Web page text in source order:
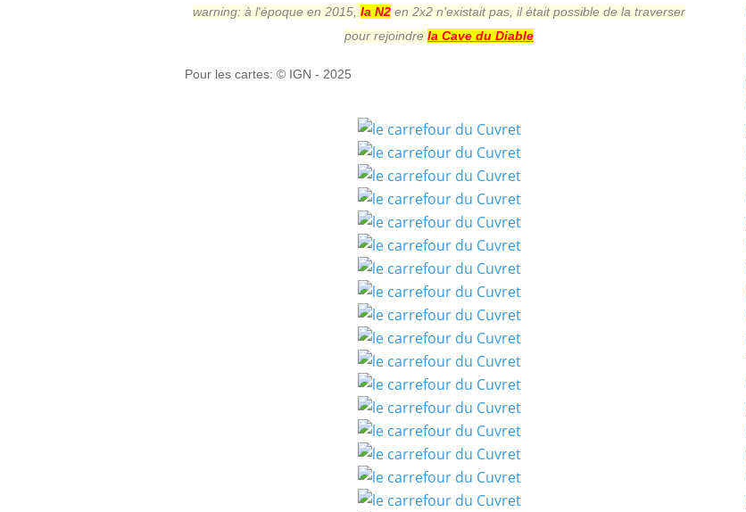
warning: à l'époque en 2015, la N2 en 2x2 n'existait pas, il était possible de la traverser
pour rejoindre la Cave du Diable
Pour les cartes: © IGN - 2025